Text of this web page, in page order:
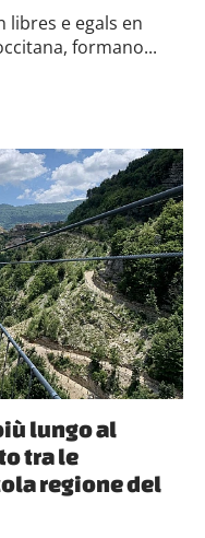
libres e egals en
formano...
lungo al
tra le
regione del